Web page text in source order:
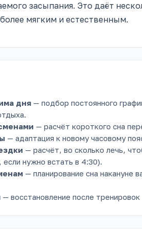
засыпания. Это даёт
мягким и естественным.
дня — подбор постоянного
— расчёт короткого сна
— адаптация к новому часовому
— расчёт, во сколько лечь,
нужно встать в 4:30).
— планирование сна накануне
— восстановление после